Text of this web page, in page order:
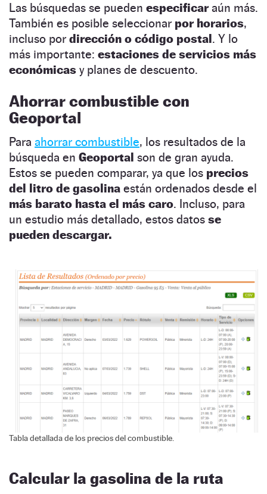
Las búsquedas se pueden especificaraún más.
También es posible seleccionar por horarios,
incluso por dirección o código postal. Y lo
más importante: estaciones de servicios más
económicas y planes de descuento.
Ahorrar combustible con
Geoportal
Para ahorrar combustible, los resultados de la
búsqueda en Geoportal son de gran ayuda.
Estos se pueden comparar, ya que los precios
del litro de gasolina están ordenados desde el
más barato hasta el más caro. Incluso, para
un estudio más detallado, estos datos se
pueden descargar.
Tabla detallada de los precios del combustible.
Calcular la gasolina de la ruta